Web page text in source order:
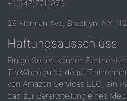
+1(347)7711876
29 Norman Ave, Brooklyn, NY
Haftungsausschluss
Einige Seiten können Partner-
TireWheelguide.de ist
von Amazon Services LLC, ein
das zur Bereitstellung eines